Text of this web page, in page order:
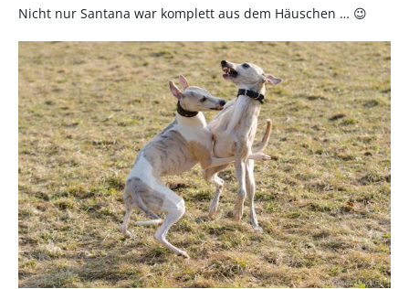
Nicht nur Santana war komplett aus dem Häuschen … 😉